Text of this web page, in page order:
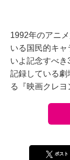
1992年のアニ
いる国民的キ
いよ記念すべ
記録している劇
る『映画クレ
ポスト